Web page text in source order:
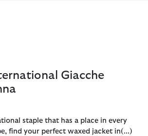
la nostra Dichiarazione di Accessibilità
Giacche
staple that has a place in every
find your perfect waxed jacket in(...)